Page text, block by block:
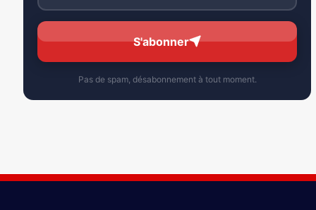
S'abonner
Pas de spam, désabonnement à tout moment.